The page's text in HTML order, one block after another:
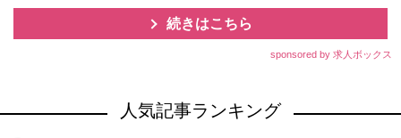
続きはこちら
sponsored by 求人ボックス
人気記事ランキング